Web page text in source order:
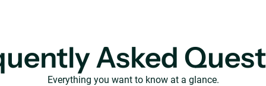
Asked
Everything you want to know at a glance.